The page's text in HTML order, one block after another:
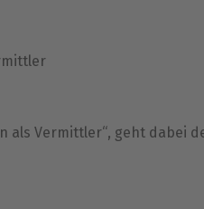
Vermittler“, geht dabei